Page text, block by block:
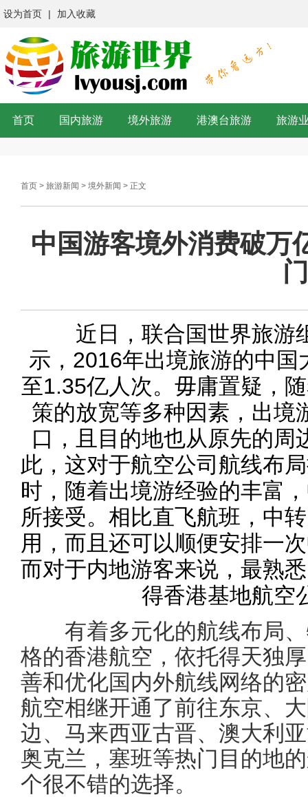
设为首页 | 加入收藏
首页 国内旅游 境外旅游 港澳台旅游 旅游
首页 > 旅游新闻 > 境外新闻 > 正文
中国游客境外消费破万
门
近日，联合国世界旅游
示，2016年出境旅游的中
至1.35亿人次。毋庸置疑，
策的放宽等多种因素，出境
口，且目的地也从原先的周
此，这对于航空公司航线布
时，随着出境游经验的丰富
所接受。相比直飞航班，中
用，而且还可以顺便安排一
而对于内地游客来说，最熟
得香港基地航空
有着多元化的航线布局、
格的香港航空，依托得天独
善和优化国内外航线网络的
航空相继开通了前往东京、
边、马来西亚古晋、澳大利
奥克兰，塞班等热门目的地
个很不错的选择。